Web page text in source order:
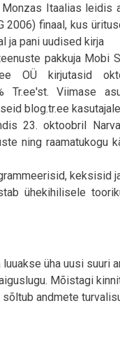
Itaalias leidis
2006) finaal, kus
ja pani uudised kirja
pakkuja Mobi
OÜ kirjutasid
Tr.ee'st. Viimase
blog.tr.ee kasutajale
23. oktoobril
ning raamatukogu
keksisid
ühekihilisele
üha uusi suuri
Mõistagi
andmete